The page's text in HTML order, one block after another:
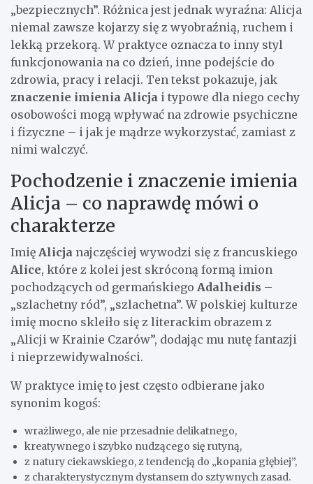
„bezpiecznych”. Różnica jest jednak wyraźna: Alicja
niemal zawsze kojarzy się z wyobraźnią, ruchem i
lekką przekorą. W praktyce oznacza to inny styl
funkcjonowania na co dzień, inne podejście do
zdrowia, pracy i relacji. Ten tekst pokazuje, jak
znaczenie imienia Alicja i typowe dla niego cechy
osobowości mogą wpływać na zdrowie psychiczne
i fizyczne – i jak je mądrze wykorzystać, zamiast z
nimi walczyć.
Pochodzenie i znaczenie imienia
Alicja – co naprawdę mówi o
charakterze
Imię Alicja najczęściej wywodzi się z francuskiego
Alice, które z kolei jest skróconą formą imion
pochodzących od germańskiego Adalheidis –
„szlachetny ród”, „szlachetna”. W polskiej kulturze
imię mocno skleiło się z literackim obrazem z
„Alicji w Krainie Czarów”, dodając mu nutę fantazji
i nieprzewidywalności.
W praktyce imię to jest często odbierane jako
synonim kogoś:
wrażliwego, ale nie przesadnie delikatnego,
kreatywnego i szybko nudzącego się rutyną,
z natury ciekawskiego, z tendencją do „kopania głębiej”,
z charakterystycznym dystansem do sztywnych zasad.